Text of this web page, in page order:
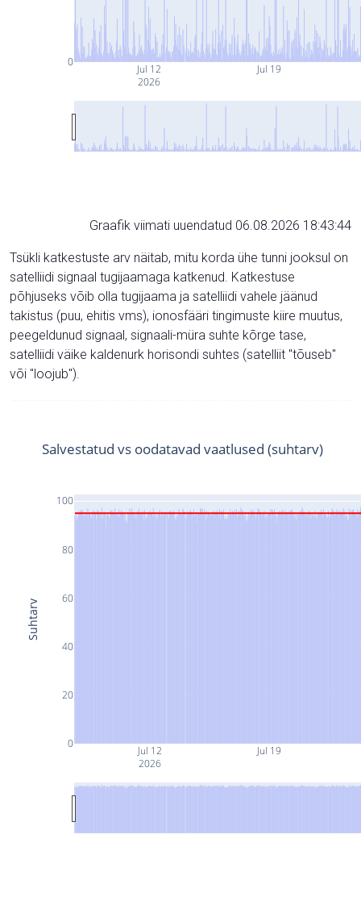
Jul 12
2026
Jul 19
0
Graafik viimati uuendatud 06.08.2026 18:43:44
Tsükli katkestuste arv näitab, mitu korda ühe tunni jooksul on
satelliidi signaal tugijaamaga katkenud. Katkestuse
põhjuseks võib olla tugijaama ja satelliidi vahele jäänud
takistus (puu, ehitis vms), ionosfääri tingimuste kiire muutus,
peegeldunud signaal, signaali-müra suhte kõrge tase,
satelliidi väike kaldenurk horisondi suhtes (satelliit "tõuseb"
või "loojub").
Jul 12
2026
Jul 19
0
20
40
60
80
100
Salvestatud vs oodatavad vaatlused (suhtarv)
Suhtarv